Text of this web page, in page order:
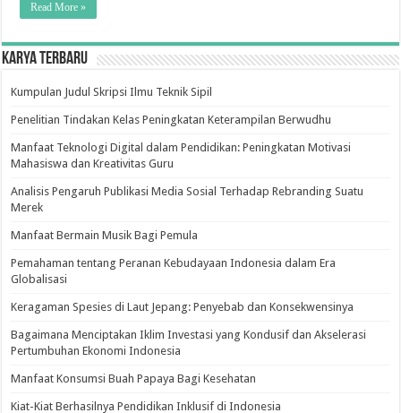
Read More »
Karya Terbaru
Kumpulan Judul Skripsi Ilmu Teknik Sipil
Penelitian Tindakan Kelas Peningkatan Keterampilan Berwudhu
Manfaat Teknologi Digital dalam Pendidikan: Peningkatan Motivasi
Mahasiswa dan Kreativitas Guru
Analisis Pengaruh Publikasi Media Sosial Terhadap Rebranding Suatu
Merek
Manfaat Bermain Musik Bagi Pemula
Pemahaman tentang Peranan Kebudayaan Indonesia dalam Era
Globalisasi
Keragaman Spesies di Laut Jepang: Penyebab dan Konsekwensinya
Bagaimana Menciptakan Iklim Investasi yang Kondusif dan Akselerasi
Pertumbuhan Ekonomi Indonesia
Manfaat Konsumsi Buah Papaya Bagi Kesehatan
Kiat-Kiat Berhasilnya Pendidikan Inklusif di Indonesia